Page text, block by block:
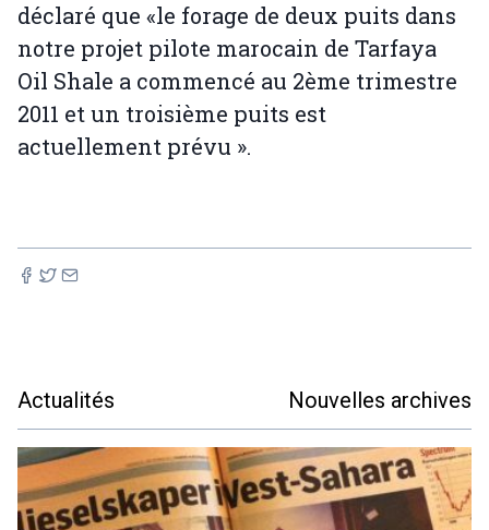
déclaré que «le forage de deux puits dans
notre projet pilote marocain de Tarfaya
Oil Shale a commencé au 2ème trimestre
2011 et un troisième puits est
actuellement prévu ».
Actualités Nouvelles archives